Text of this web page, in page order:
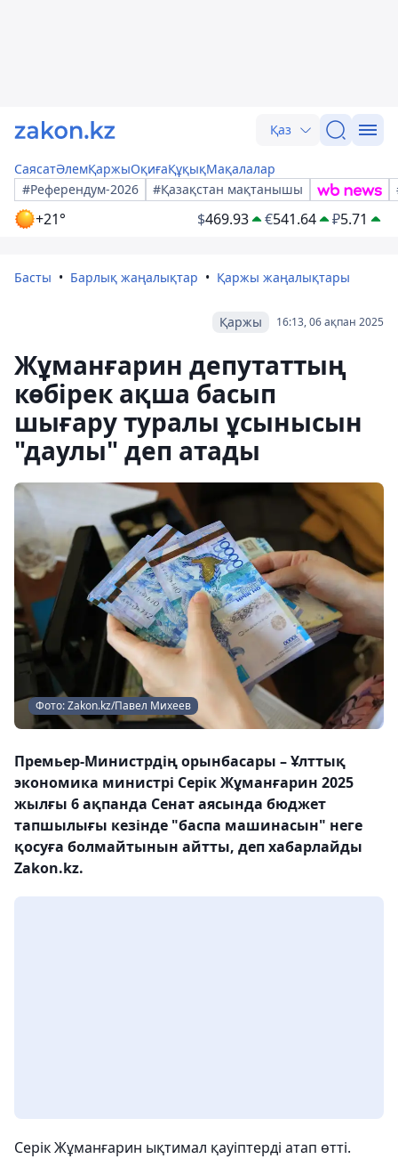
Қаз
СаясатӘлемҚаржыОқиғаҚұқықМақалалар
#Референдум-2026
#Қазақстан мақтанышы
+21° $469.93 €541.64 ₽5.71
Басты Барлық жаңалықтар Қаржы жаңалықтары
16:13, 06 ақпан 2025
Қаржы
Жұманғарин депутаттың
көбірек ақша басып
шығару туралы ұсынысын
"даулы" деп атады
Фото: Zakon.kz/Павел Михеев
Премьер-Министрдің орынбасары – Ұлттық
экономика министрі Серік Жұманғарин 2025
жылғы 6 ақпанда Сенат аясында бюджет
тапшылығы кезінде "баспа машинасын" неге
қосуға болмайтынын айтты, деп хабарлайды
Zakon.kz.
Серік Жұманғарин ықтимал қауіптерді атап өтті.